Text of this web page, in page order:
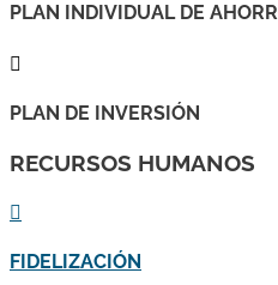
PLAN INDIVIDUAL DE

PLAN DE INVERSIÓN
RECURSOS HUMANOS

FIDELIZACIÓN